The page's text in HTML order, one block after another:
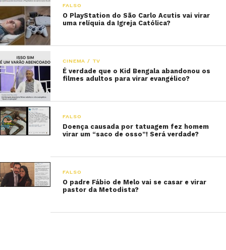
FALSO
O PlayStation do São Carlo Acutis vai virar
uma relíquia da Igreja Católica?
CINEMA / TV
É verdade que o Kid Bengala abandonou os
filmes adultos para virar evangélico?
FALSO
Doença causada por tatuagem fez homem
virar um “saco de osso”! Será verdade?
FALSO
O padre Fábio de Melo vai se casar e virar
pastor da Metodista?